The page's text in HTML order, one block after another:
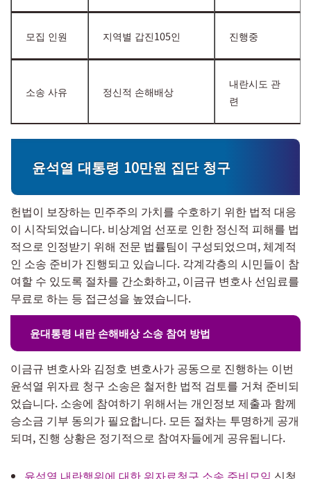
모집 인원 지역별 갑진105인 진행중
소송 사유 정신적 손해배상
내란시도 관
련
윤석열 대통령 10만원 집단 청구
헌법이 보장하는 민주주의 가치를 수호하기 위한 법적 대응
이 시작되었습니다. 비상계엄 선포로 인한 정신적 피해를 법
적으로 인정받기 위해 전문 법률팀이 구성되었으며, 체계적
인 소송 준비가 진행되고 있습니다. 각계각층의 시민들이 참
여할 수 있도록 절차를 간소화하고, 이금규 변호사 선임료를
무료로 하는 등 접근성을 높였습니다.
윤대통령 내란 손해배상 소송 참여 방법
이금규 변호사와 김정호 변호사가 공동으로 진행하는 이번
윤석열 위자료 청구 소송은 철저한 법적 검토를 거쳐 준비되
었습니다. 소송에 참여하기 위해서는 개인정보 제출과 함께
승소금 기부 동의가 필요합니다. 모든 절차는 투명하게 공개
되며, 진행 상황은 정기적으로 참여자들에게 공유됩니다.
윤석열 내란행위에 대한 위자료청구 소송 준비모임 신청